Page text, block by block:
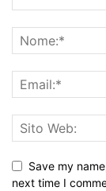
Save my
next time I